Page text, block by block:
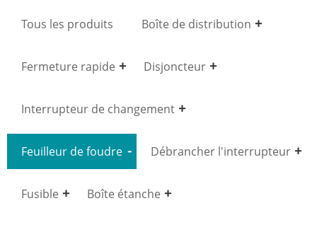
Tous les produits Boîte de distribution
Fermeture rapide Disjoncteur
Interrupteur de changement
Feuilleur de foudre Débrancher l'interrupteur
Fusible Boîte étanche